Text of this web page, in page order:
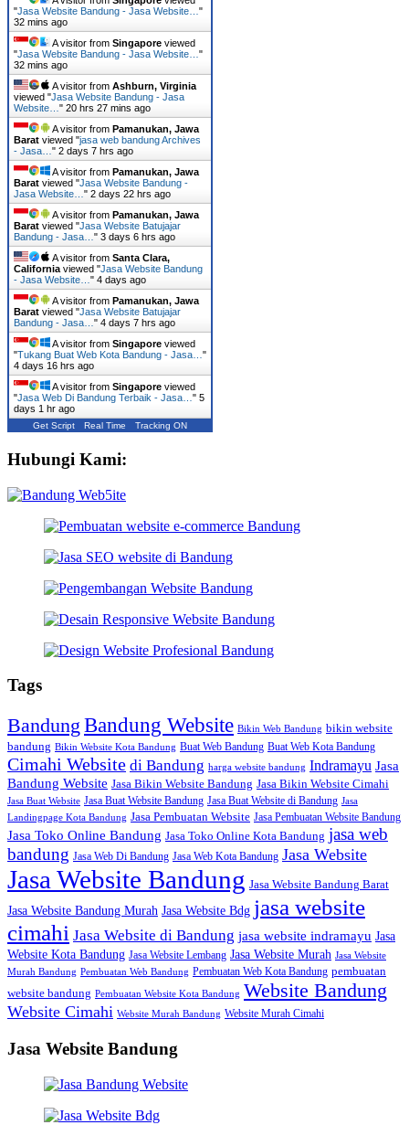
"Jasa Website Bandung - Jasa Website… "
32 mins ago
A visitor from Singapore viewed
"Jasa Website Bandung - Jasa Website… "
32 mins ago
A visitor from Ashburn, Virginia
viewed "Jasa Website Bandung - Jasa
Website… " 20 hrs 27 mins ago
A visitor from Pamanukan, Jawa
Barat viewed "jasa web bandung Archives
- Jasa… " 2 days 7 hrs ago
A visitor from Pamanukan, Jawa
Barat viewed "Jasa Website Bandung -
Jasa Website… " 2 days 22 hrs ago
A visitor from Pamanukan, Jawa
Barat viewed "Jasa Website Batujajar
Bandung - Jasa… " 3 days 6 hrs ago
A visitor from Santa Clara,
California viewed "Jasa Website Bandung
- Jasa Website… " 4 days ago
A visitor from Pamanukan, Jawa
Barat viewed "Jasa Website Batujajar
Bandung - Jasa… " 4 days 7 hrs ago
A visitor from Singapore viewed
"Tukang Buat Web Kota Bandung - Jasa… "
4 days 16 hrs ago
A visitor from Singapore viewed
"Jasa Web Di Bandung Terbaik - Jasa… " 5
days 1 hr ago
Get Script Real Time Tracking ON
Hubungi Kami:
Tags
Bandung Bandung Website Bikin Web Bandung bikin website
bandung Bikin Website Kota Bandung Buat Web Bandung Buat Web Kota Bandung
Cimahi Website di Bandung harga website bandung Indramayu Jasa
Bandung Website Jasa Bikin Website Bandung Jasa Bikin Website Cimahi
Jasa Buat Website Jasa Buat Website Bandung Jasa Buat Website di Bandung Jasa
Landingpage Kota Bandung Jasa Pembuatan Website Jasa Pembuatan Website Bandung
Jasa Toko Online Bandung Jasa Toko Online Kota Bandung jasa web
bandung Jasa Web Di Bandung Jasa Web Kota Bandung Jasa Website
Jasa Website Bandung Jasa Website Bandung Barat
Jasa Website Bandung Murah Jasa Website Bdg jasa website
cimahi Jasa Website di Bandung jasa website indramayu Jasa
Website Kota Bandung Jasa Website Lembang Jasa Website Murah Jasa Website
Murah Bandung Pembuatan Web Bandung Pembuatan Web Kota Bandung pembuatan
website bandung Pembuatan Website Kota Bandung Website Bandung
Website Cimahi Website Murah Bandung Website Murah Cimahi
Jasa Website Bandung